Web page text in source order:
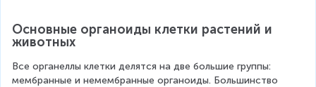
Основные органоиды клетки растений и
животных
Все органеллы клетки делятся на две большие группы:
мембранные и немембранные органоиды. Большинство